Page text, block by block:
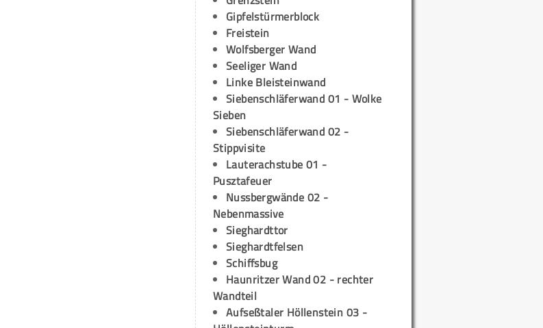
Gipfelstürmerblock
Freistein
Wolfsberger Wand
Seeliger Wand
Linke Bleisteinwand
Siebenschläferwand 01 - Wolke
Sieben
Siebenschläferwand 02 -
Stippvisite
Lauterachstube 01 -
Pusztafeuer
Nussbergwände 02 -
Nebenmassive
Sieghardttor
Sieghardtfelsen
Schiffsbug
Haunritzer Wand 02 - rechter
Wandteil
Aufseßtaler Höllenstein 03 -